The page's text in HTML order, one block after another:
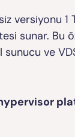
versiyonu 1
sunar. Bu
ve